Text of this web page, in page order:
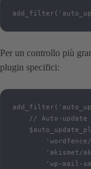
Per un controllo più
plugin specifici:
// Auto-update
'akismet/
'wp-mail-